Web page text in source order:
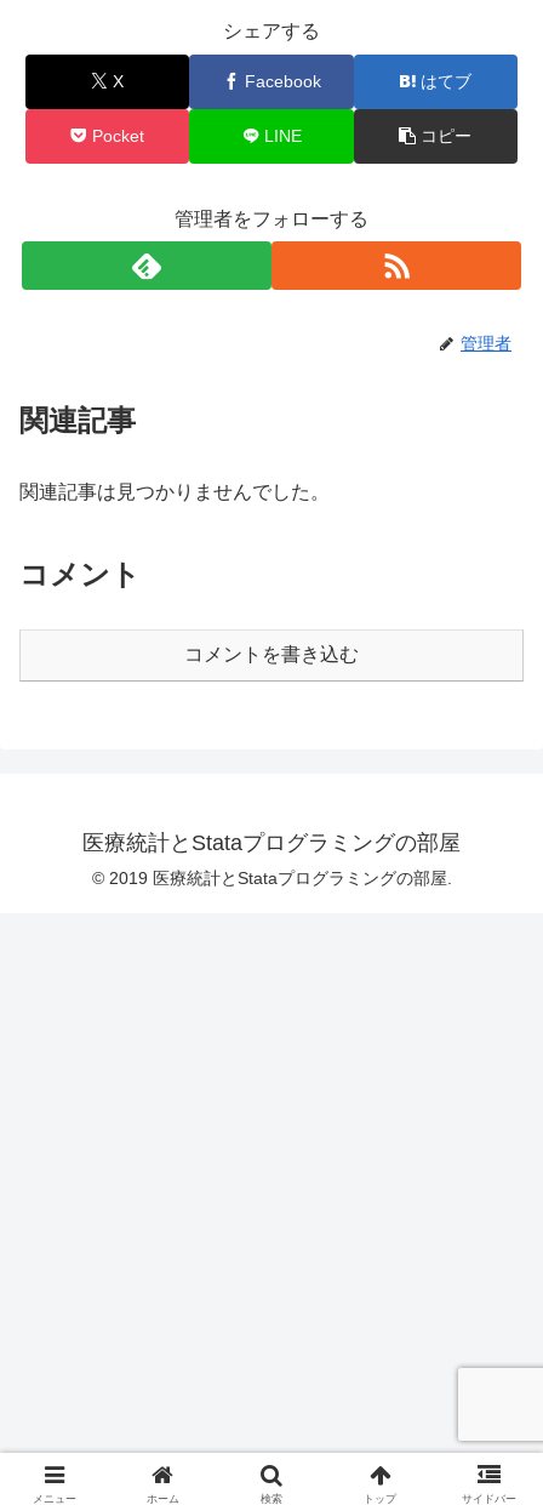
e
o
o
er
n
ot
e
シェアする
X Facebook はてブ
Pocket LINE コピー
管理者をフォローする
管理者
関連記事
関連記事は見つかりませんでした。
コメント
コメントを書き込む
医療統計とStataプログラミングの部屋
© 2019 医療統計とStataプログラミングの部屋.
メニュー ホーム 検索 トップ サイドバー